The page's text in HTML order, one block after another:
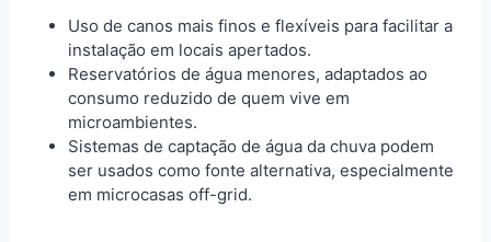
Uso de canos mais finos e flexíveis para facilitar a
instalação em locais apertados.
Reservatórios de água menores, adaptados ao
consumo reduzido de quem vive em
microambientes.
Sistemas de captação de água da chuva podem
ser usados como fonte alternativa, especialmente
em microcasas off-grid.